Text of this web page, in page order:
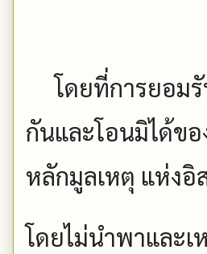
โดยที่การยอม
กันและโอนมิได้ข
หลักมูลเหตุ แห่งอิ
โดยไม่นำพาและ